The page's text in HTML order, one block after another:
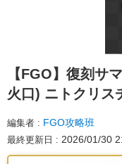
【FGO】 復刻サ
火口) ニトクリス
編集者 FGO攻略班
最終更新日 2026/01/30